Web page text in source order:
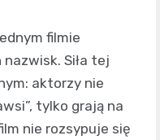
filmie
Siła tej
aktorzy nie
tylko grają na
nie rozsypuje się